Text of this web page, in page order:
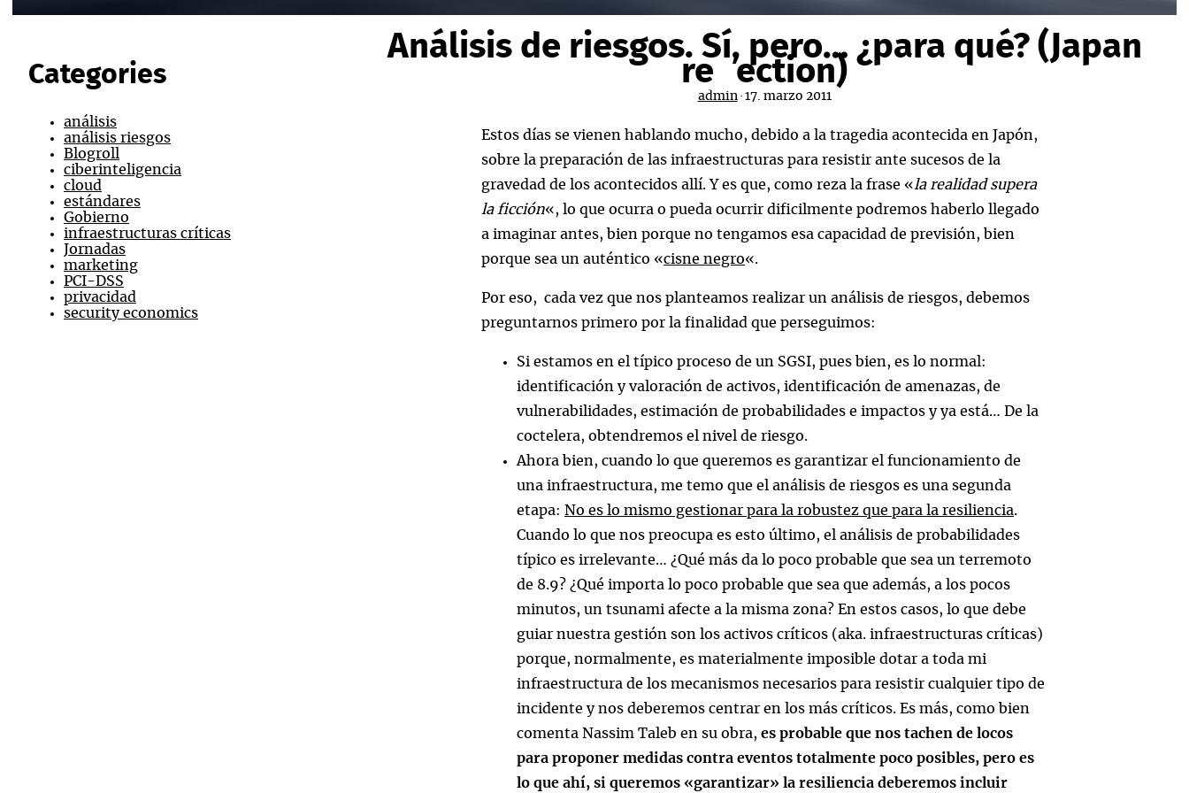
Análisis de riesgos. Sí, pero… ¿para qué? (Japan
reflection)
admin · 17. marzo 2011
Estos días se vienen hablando mucho, debido a la tragedia acontecida en Japón,
sobre la preparación de las infraestructuras para resistir ante sucesos de la
gravedad de los acontecidos allí. Y es que, como reza la frase «la realidad supera
la ficción«, lo que ocurra o pueda ocurrir dificilmente podremos haberlo llegado
a imaginar antes, bien porque no tengamos esa capacidad de previsión, bien
porque sea un auténtico «cisne negro«.
Por eso, cada vez que nos planteamos realizar un análisis de riesgos, debemos
preguntarnos primero por la finalidad que perseguimos:
Si estamos en el típico proceso de un SGSI, pues bien, es lo normal:
identificación y valoración de activos, identificación de amenazas, de
vulnerabilidades, estimación de probabilidades e impactos y ya está… De la
coctelera, obtendremos el nivel de riesgo.
Ahora bien, cuando lo que queremos es garantizar el funcionamiento de
una infraestructura, me temo que el análisis de riesgos es una segunda
etapa: No es lo mismo gestionar para la robustez que para la resiliencia.
Cuando lo que nos preocupa es esto último, el análisis de probabilidades
típico es irrelevante… ¿Qué más da lo poco probable que sea un terremoto
de 8.9? ¿Qué importa lo poco probable que sea que además, a los pocos
minutos, un tsunami afecte a la misma zona? En estos casos, lo que debe
guiar nuestra gestión son los activos críticos (aka. infraestructuras críticas)
porque, normalmente, es materialmente imposible dotar a toda mi
infraestructura de los mecanismos necesarios para resistir cualquier tipo de
incidente y nos deberemos centrar en los más críticos. Es más, como bien
comenta Nassim Taleb en su obra, es probable que nos tachen de locos
para proponer medidas contra eventos totalmente poco posibles, pero es
lo que ahí, si queremos «garantizar» la resiliencia deberemos incluir
Categories
análisis
análisis riesgos
Blogroll
ciberinteligencia
cloud
estándares
Gobierno
infraestructuras críticas
Jornadas
marketing
PCI-DSS
privacidad
security economics